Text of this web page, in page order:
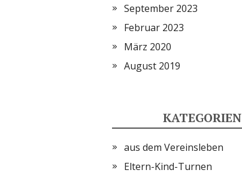
September 2023
Februar 2023
März 2020
August 2019
KATEGORIEN
aus dem Vereinsleben
Eltern-Kind-Turnen